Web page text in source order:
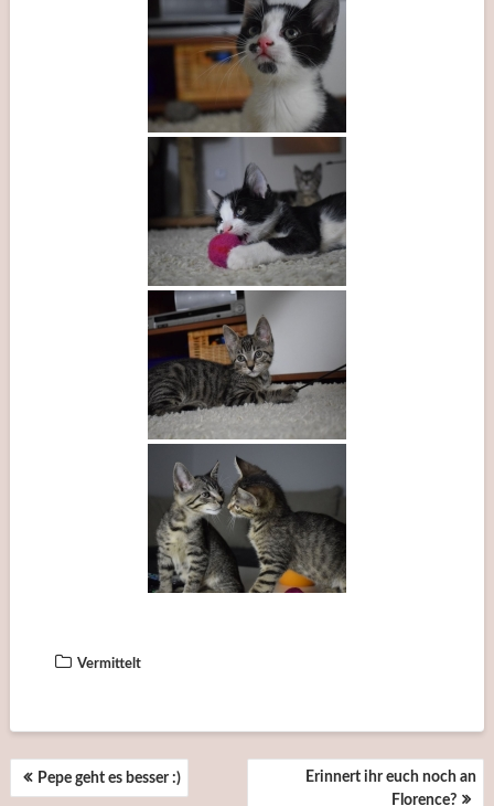
Vermittelt
BEITRAGSNAVIGATION
Pepe geht es besser :)
Erinnert ihr euch noch an
Florence?